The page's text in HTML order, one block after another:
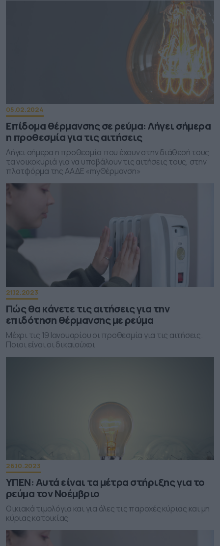
05.02.2024
Επίδομα θέρμανσης σε ρεύμα: Λήγει σήμερα
η προθεσμία για τις αιτήσεις
Λήγει σήμερα η προθεσμία που έχουν στην διάθεσή τους
τα νοικοκυριά για να υποβάλουν τις αιτήσεις τους, στην
πλατφόρμα της ΑΑΔΕ «myΘέρμανση»
21.12.2023
Πώς θα κάνετε τις αιτήσεις για την
επιδότηση θέρμανσης με ρεύμα
Μέχρι τις 19 Ιανουαρίου οι προθεσμία για τις αιτήσεις.
Ποιοι είναι οι δικαιούχοι
26.10.2023
ΥΠΕΝ: Αυτά είναι τα μέτρα στήριξης για το
ρεύμα τον Νοέμβριο
Οικιακά τιμολόγια και για όλες τις παροχές κύριας και μη
κύριας κατοικίας